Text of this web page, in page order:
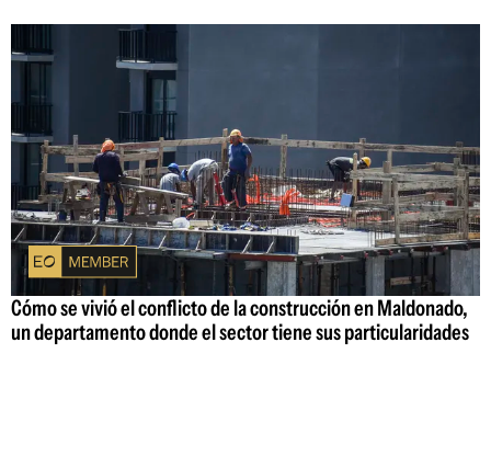
Cómo se vivió el conflicto de la construcción en Maldonado,
un departamento donde el sector tiene sus particularidades